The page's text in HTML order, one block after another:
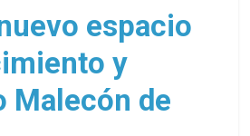
espacio
y
Malecón de